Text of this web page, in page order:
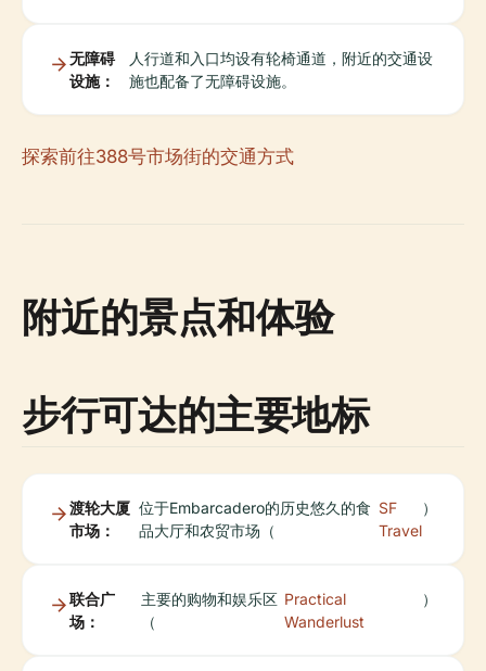
无障碍
设施：
人行道和入口均设有轮椅通道，附近的交通设
施也配备了无障碍设施。
探索前往388号市场街的交通方式
附近的景点和体验
步行可达的主要地标
渡轮大厦
市场：
位于Embarcadero的历史悠久的食
品大厅和农贸市场（
SF
Travel
）
联合广
场：
主要的购物和娱乐区
（
Practical
Wanderlust
）